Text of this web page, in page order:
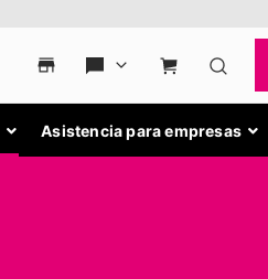
Asistencia para empresas